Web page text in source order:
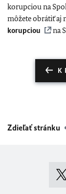
korupciou na
môžete obrátiť aj
korupciou
na
K
Zdieľať stránku